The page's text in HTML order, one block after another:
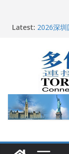
Latest: 2026深
特朗普
关加拿大
2026加
龚晓华